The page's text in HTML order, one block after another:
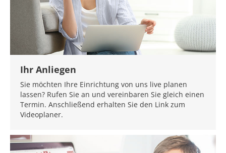
Ihr Anliegen
Sie möchten Ihre Einrichtung von uns live planen
lassen? Rufen Sie an und vereinbaren Sie gleich einen
Termin. Anschließend erhalten Sie den Link zum
Videoplaner.